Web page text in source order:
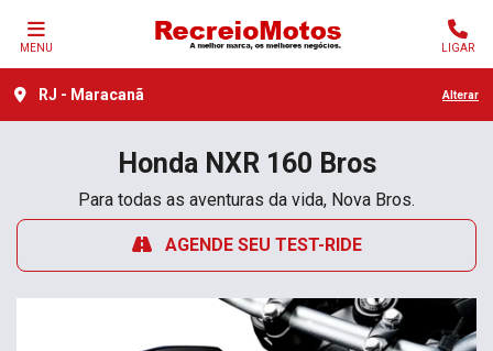
MENU LIGAR
RJ - Maracanã Alterar
HondaNXR 160 Bros
Para todas as aventuras da vida, Nova Bros.
AGENDE SEU TEST-RIDE